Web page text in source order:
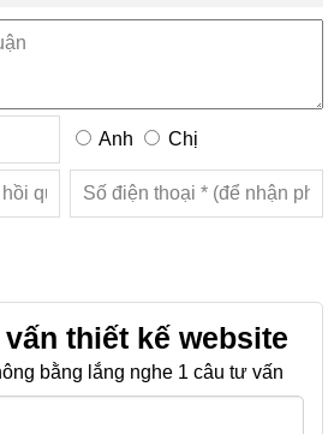
Anh Chị
thiết kế website
bằng lắng nghe 1 câu tư vấn